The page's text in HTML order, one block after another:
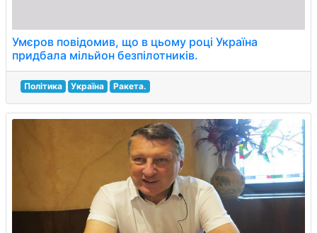
Умєров повідомив, що в цьому році Україна
придбала мільйон безпілотників.
Політика Україна Ракета.